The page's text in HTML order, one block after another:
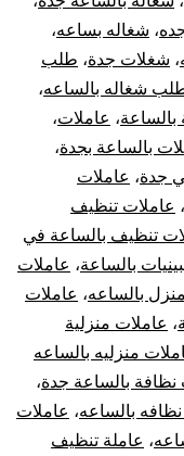
، شغاله بساعه،
، شغلات جدة، طلب
شغاله بالساعه،
، عاملات،
بالساعة بجدة،
جدة، عاملات
، عاملات تنظيف
تنظيف بالساعة في
بالساعة، عاملات
بالساعه، عاملات
، عاملات منزلية
منزليه بالساعه
نظافة بالساعة جدة،
بالساعه، عاملات
، عاملة تنظيف